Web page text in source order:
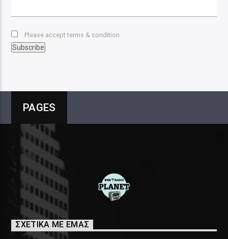
Please accept terms & condition
PAGES
ΣΧΕΤΙΚΑ ΜΕ ΕΜΑΣ